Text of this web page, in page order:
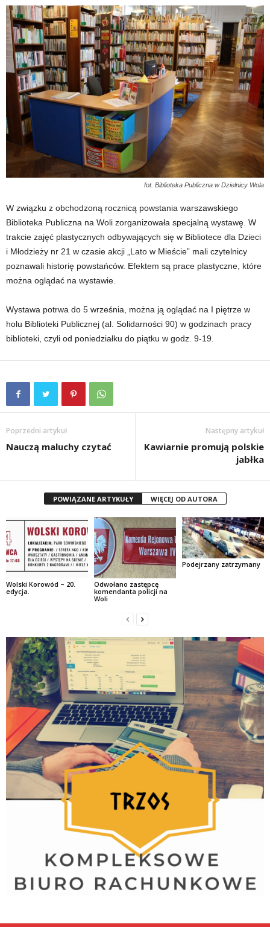
fot. Biblioteka Publiczna w Dzielnicy Wola
W związku z obchodzoną rocznicą powstania warszawskiego
Biblioteka Publiczna na Woli zorganizowała specjalną wystawę. W
trakcie zajęć plastycznych odbywających się w Bibliotece dla Dzieci
i Młodzieży nr 21 w czasie akcji „Lato w Mieście” mali czytelnicy
poznawali historię powstańców. Efektem są prace plastyczne, które
można oglądać na wystawie.
Wystawa potrwa do 5 września, można ją oglądać na I piętrze w
holu Biblioteki Publicznej (al. Solidarności 90) w godzinach pracy
biblioteki, czyli od poniedziałku do piątku w godz. 9-19.
Poprzedni artykuł
Nauczą maluchy czytać
Następny artykuł
Kawiarnie promują polskie
jabłka
POWIĄZANE ARTYKUŁY WIĘCEJ OD AUTORA
Wolski Korowód – 20.
edycja.
Odwołano zastępcę
komendanta policji na
Woli
Podejrzany zatrzymany